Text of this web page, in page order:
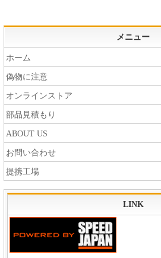
メニュー
ホーム
偽物に注意
オンラインストア
部品見積もり
ABOUT US
お問い合わせ
提携工場
LINK